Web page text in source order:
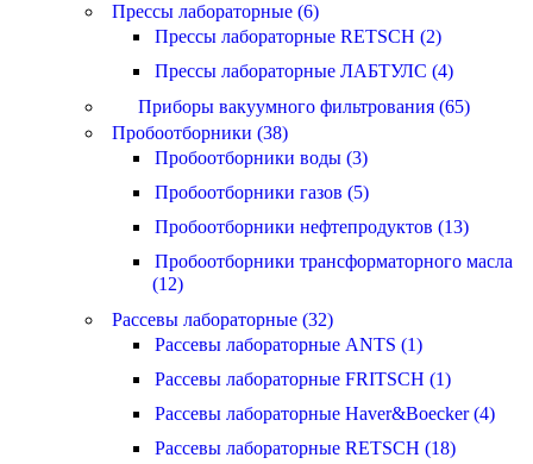
Прессы лабораторные (6)
Прессы лабораторные RETSCH (2)
Прессы лабораторные ЛАБТУЛС (4)
Приборы вакуумного фильтрования (65)
Пробоотборники (38)
Пробоотборники воды (3)
Пробоотборники газов (5)
Пробоотборники нефтепродуктов (13)
Пробоотборники трансформаторного масла
(12)
Рассевы лабораторные (32)
Рассевы лабораторные ANTS (1)
Рассевы лабораторные FRITSCH (1)
Рассевы лабораторные Haver&Boecker (4)
Рассевы лабораторные RETSCH (18)